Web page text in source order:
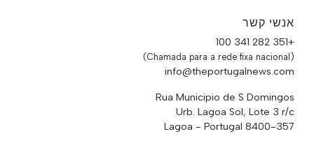
אנשי קשר
+351 282 341 100
(Chamada para a rede fixa nacional)
info@theportugalnews.com
Rua Municipio de S Domingos
Urb. Lagoa Sol, Lote 3 r/c
8400-357 Lagoa - Portugal